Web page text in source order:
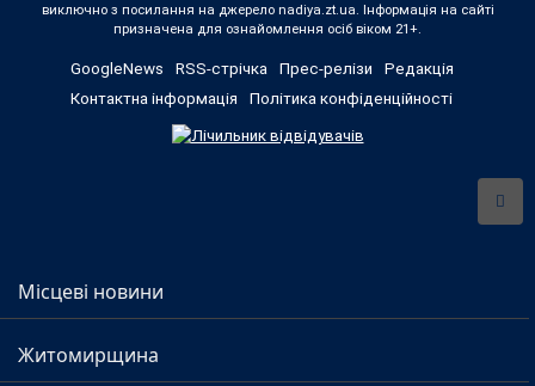
виключно з посилання на джерело nadiya.zt.ua. Інформація на сайті
призначена для ознайомлення осіб віком 21+.
GoogleNews RSS-стрічка Прес-релізи
Редакція
Контактна інформація
Політика конфіденційності
Місцеві новини
Житомирщина